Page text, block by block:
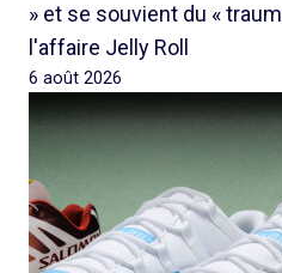
» et se souvient du «
l'affaire Jelly Roll
6 août 2026